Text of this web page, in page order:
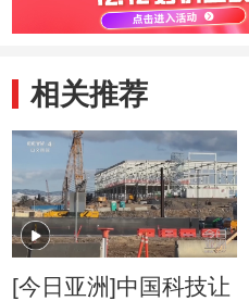
相关推荐
[今日亚洲]中国科技让